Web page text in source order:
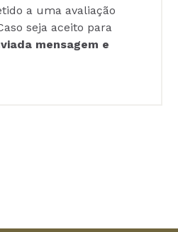
a uma avaliação
seja aceito para
mensagem e